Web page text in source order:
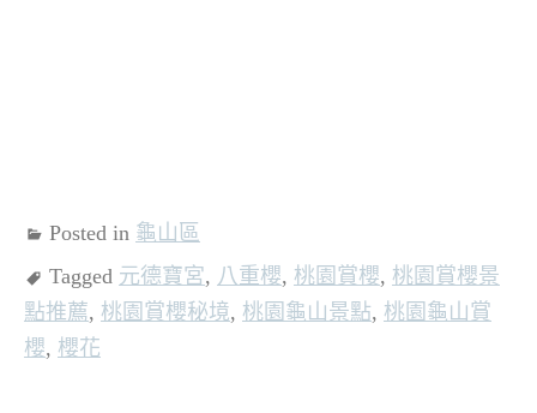
Posted in 龜山區
Tagged 元德寶宮, 八重櫻, 桃園賞櫻, 桃園賞櫻景
點推薦, 桃園賞櫻秘境, 桃園龜山景點, 桃園龜山賞
櫻, 櫻花